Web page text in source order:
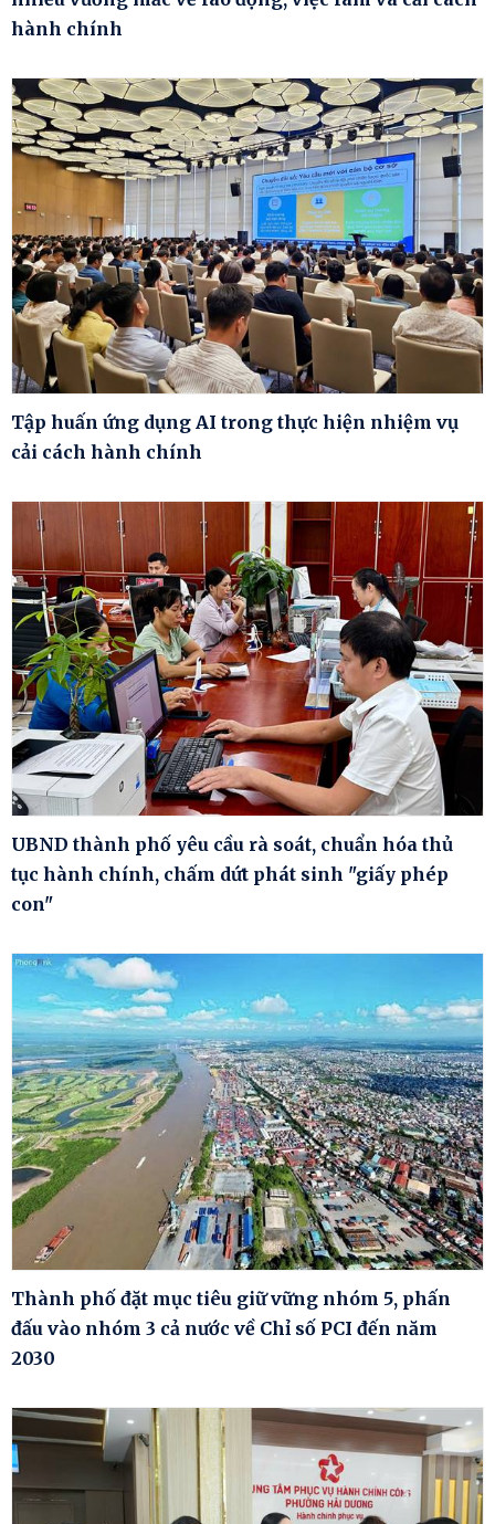
hành chính
Tập huấn ứng dụng AI trong thực hiện nhiệm vụ
cải cách hành chính
UBND thành phố yêu cầu rà soát, chuẩn hóa thủ
tục hành chính, chấm dứt phát sinh "giấy phép
con"
Thành phố đặt mục tiêu giữ vững nhóm 5, phấn
đấu vào nhóm 3 cả nước về Chỉ số PCI đến năm
2030